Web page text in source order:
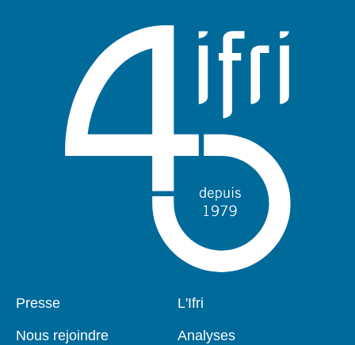
Pied
Presse
Nous rejoindre
Navigation
L'Ifri
Analyses